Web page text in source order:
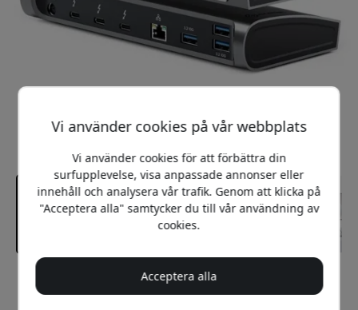
Rekommenderat pris
Vi använder cookies på vår webbplats
Vi använder cookies för att förbättra din
surfupplevelse, visa anpassade annonser eller
innehåll och analysera vår trafik. Genom att klicka på
"Acceptera alla" samtycker du till vår användning av
cookies.
Acceptera alla